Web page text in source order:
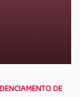
DE